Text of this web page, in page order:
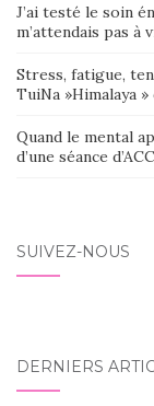
J’ai testé le soin
m’attendais pas à
Stress, fatigue,
TuiNa »Himalaya »
Quand le mental
d’une séance
SUIVEZ-NOUS
DERNIERS